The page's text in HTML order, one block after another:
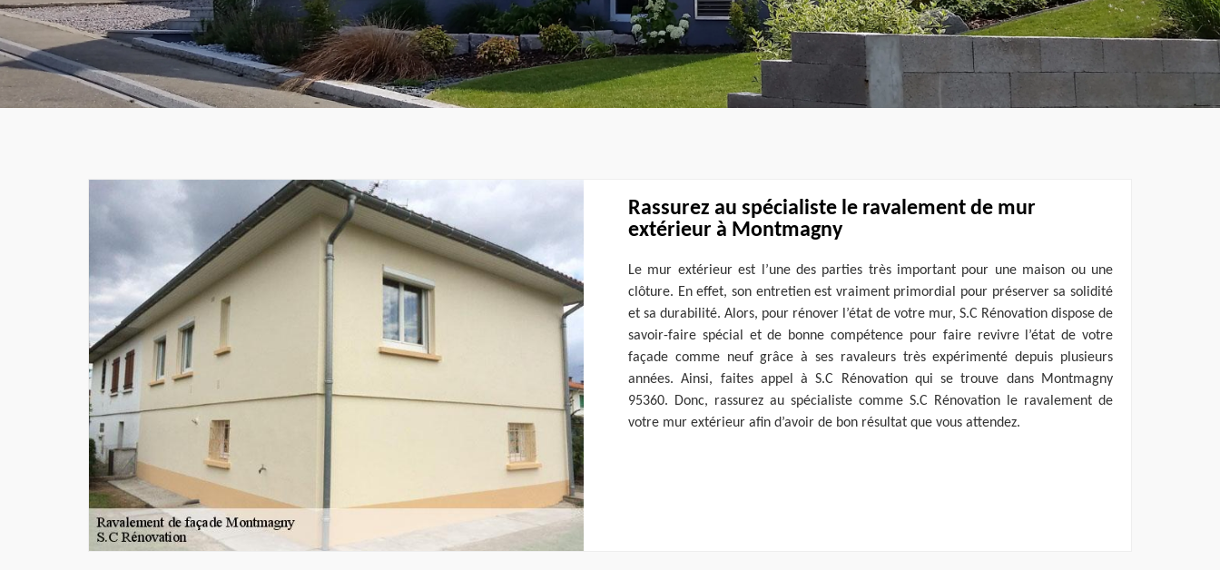
Rassurez au spécialiste le ravalement de mur
extérieur à Montmagny
Le mur extérieur est l’une des parties très important pour une maison ou une
clôture. En effet, son entretien est vraiment primordial pour préserver sa solidité
et sa durabilité. Alors, pour rénover l’état de votre mur, S.C Rénovation dispose de
savoir-faire spécial et de bonne compétence pour faire revivre l’état de votre
façade comme neuf grâce à ses ravaleurs très expérimenté depuis plusieurs
années. Ainsi, faites appel à S.C Rénovation qui se trouve dans Montmagny
95360. Donc, rassurez au spécialiste comme S.C Rénovation le ravalement de
votre mur extérieur afin d’avoir de bon résultat que vous attendez.